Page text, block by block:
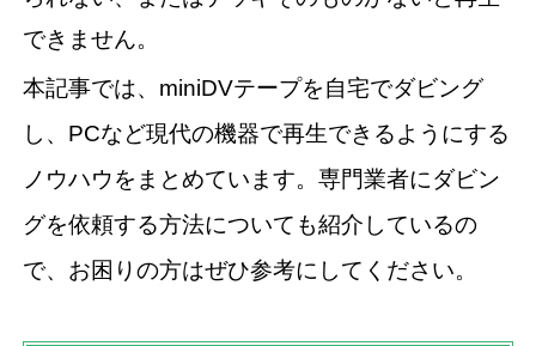
できません。
本記事では、miniDVテープを自宅でダビング
し、PCなど現代の機器で再生できるようにする
ノウハウをまとめています。専門業者にダビン
グを依頼する方法についても紹介しているの
で、お困りの方はぜひ参考にしてください。